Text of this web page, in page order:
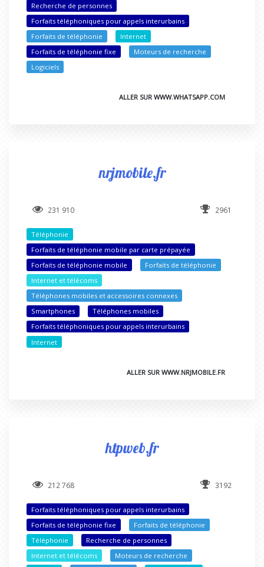
Recherche de personnes
Forfaits téléphoniques pour appels interurbains
Forfaits de téléphonie
Internet
Forfaits de téléphonie fixe
Moteurs de recherche
Logiciels
ALLER SUR WWW.WHATSAPP.COM
nrjmobile.fr
231 910 2961
Téléphonie
Forfaits de téléphonie mobile par carte prépayée
Forfaits de téléphonie mobile
Forfaits de téléphonie
Internet et télécoms
Téléphones mobiles et accessoires connexes
Smartphones
Téléphones mobiles
Forfaits téléphoniques pour appels interurbains
Internet
ALLER SUR WWW.NRJMOBILE.FR
htpweb.fr
212 768 3192
Forfaits téléphoniques pour appels interurbains
Forfaits de téléphonie fixe
Forfaits de téléphonie
Téléphonie
Recherche de personnes
Internet et télécoms
Moteurs de recherche